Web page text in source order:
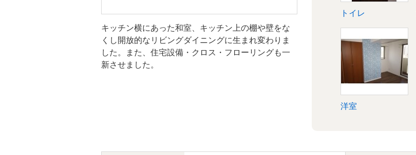
キッチン横にあった和室、キッチン上の棚や壁をな
くし開放的なリビングダイニングに生まれ変わりま
した。また、住宅設備・クロス・フローリングも一
新させました。
トイレ 洗面所・脱衣所 リビング トイレ
洋室